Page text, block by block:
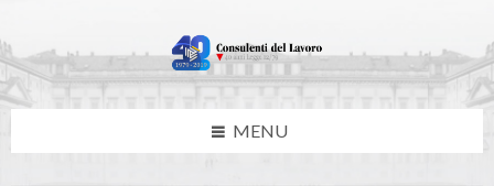
content
left
sidebar
footer
MENU